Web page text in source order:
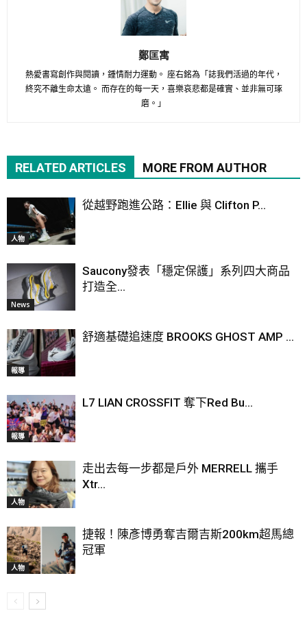
鄭匡寓
熱愛書寫創作與閱讀，鍾情耐力運動。 座右銘為「誌我們活過的年代，
終究不離生命太遠。 而存在的每一天，喜樂哀悲都是確實、並非無可琢
磨。」
RELATED ARTICLES MORE FROM AUTHOR
人物
從越野跑進公路：Ellie 與 Clifton P...
News
Saucony發表「穩定保護」系列四大商品
打造全...
報導
舒適基礎追速度 BROOKS GHOST AMP ...
報導
L7 LIAN CROSSFIT 奪下Red Bu...
人物
走出去每一步都是戶外 MERRELL 攜手
Xtr...
人物
捷報！陳彥博勇奪吉爾吉斯200km超馬總
冠軍